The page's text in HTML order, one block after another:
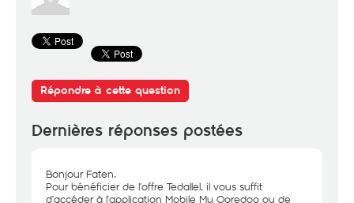
Répondre à cette question
Dernières réponses postées
Bonjour Faten,
Pour bénéficier de l’offre Tedallel, il vous suffit
d’accéder à l’application Mobile My Ooredoo ou de